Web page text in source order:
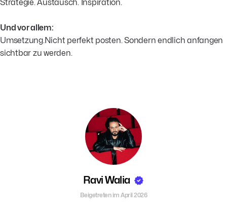
Strategie. Austausch. Inspiration.
Und vor allem:
Umsetzung.Nicht perfekt posten. Sondern endlich anfangen
sichtbar zu werden.
Ravi Walia
Beigetreten im April 2026